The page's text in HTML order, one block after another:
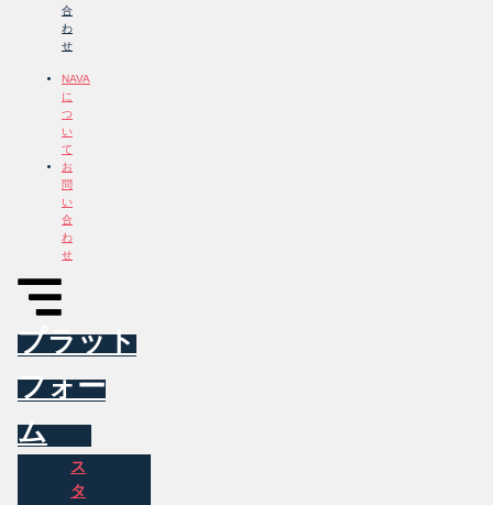
合
わ
せ
NAVA
に
つ
い
て
お
問
い
合
わ
せ
プラット
フォー
ム
ス
タ